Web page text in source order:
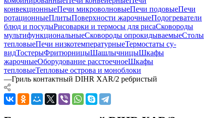
конвекционныеПечи микроволновыеПечи подовыеПечи
ротационныеПлитыПоверхности жарочныеПодогреватели
блюд и посудыРисоварки и термосы для рисаСковороды
мультифункциональныеСковороды опрокидываемыеСтолы
тепловыеПечи низкотемпературныеТермостаты су-
видТостерыФритюрницыШашлычницыШкафы
жарочныеОборудование расстоечноеШкафы
тепловыеТепловые острова и моноблоки
—Гриль контактный DIHR XAR/2 ребристый